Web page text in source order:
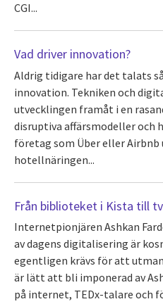
CGI...
Vad driver innovation?
Aldrig tidigare har det talats
innovation. Tekniken och
utvecklingen framåt i en
disruptiva affärsmodeller och
företag som Über eller
hotellnäringen...
Från biblioteket i Kista till
Internetpionjären Ashkan
av dagens digitalisering är
egentligen krävs för att
är lätt att bli imponerad av
på internet, TEDx-talare och